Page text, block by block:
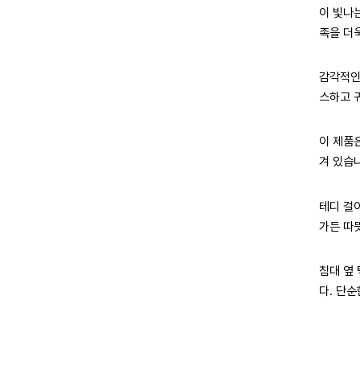
이 빛나
족을 더
감각적
스하고
이 제품
겨 있습
테디 걸
가든 따
침대 옆
다. 단